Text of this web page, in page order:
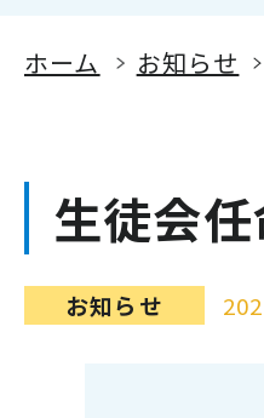
ホーム お知らせ
生徒会
お知らせ